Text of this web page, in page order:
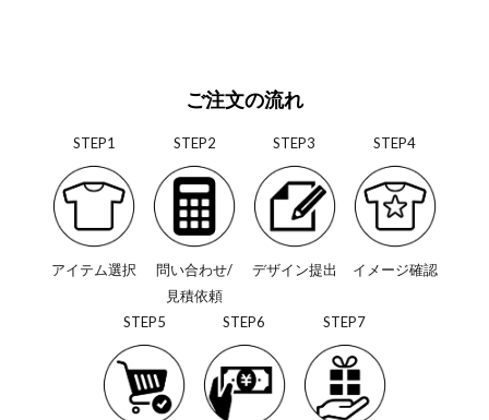
ご注文の流れ
STEP1
アイテム選択
STEP2
問い合わせ/
見積依頼
STEP3
デザイン提出
STEP4
イメージ確認
STEP5 STEP6 STEP7